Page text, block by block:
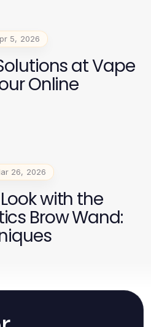
5, 2026
at Vape
Online
26, 2026
with the
Brow Wand: